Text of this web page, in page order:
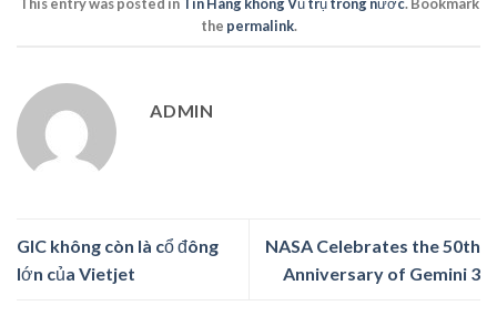
the permalink.
ADMIN
GIC không còn là cổ đông
lớn của Vietjet
NASA Celebrates the 50th
Anniversary of Gemini 3